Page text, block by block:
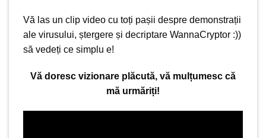
Vă las un clip video cu toți pașii despre demonstrații
ale virusului, ștergere și decriptare WannaCryptor :))
să vedeți ce simplu e!
Vă doresc vizionare plăcută, vă mulțumesc că
mă urmăriți!